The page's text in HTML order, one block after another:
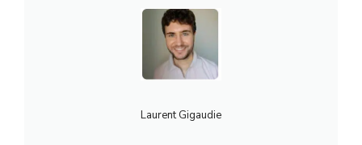
Laurent Gigaudie